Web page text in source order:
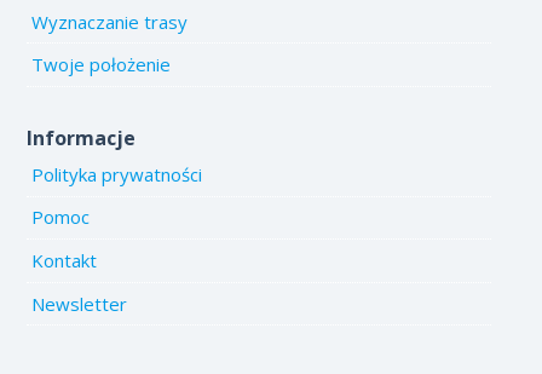
Wyznaczanie trasy
Twoje położenie
Informacje
Polityka prywatności
Pomoc
Kontakt
Newsletter